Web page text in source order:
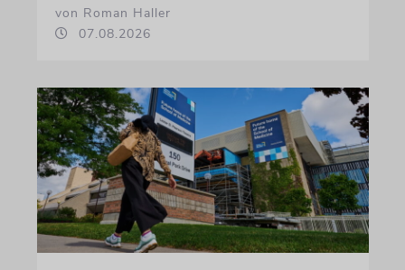
von Roman Haller
07.08.2026